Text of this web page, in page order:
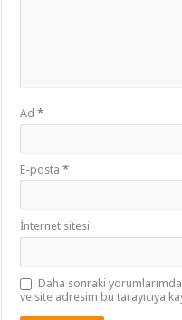
Ad*
E-posta*
İnternet sitesi
Daha sonraki
ve site adresim bu tarayıcıya